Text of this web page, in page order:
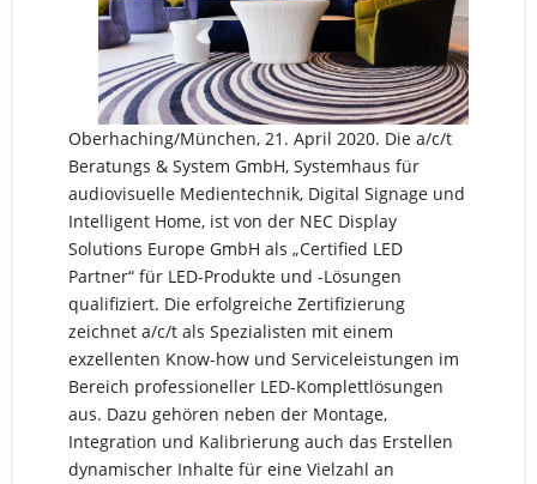
Oberhaching/München, 21. April 2020. Die a/c/t
Beratungs & System GmbH, Systemhaus für
audiovisuelle Medientechnik, Digital Signage und
Intelligent Home, ist von der NEC Display
Solutions Europe GmbH als „Certified LED
Partner“ für LED-Produkte und -Lösungen
qualifiziert. Die erfolgreiche Zertifizierung
zeichnet a/c/t als Spezialisten mit einem
exzellenten Know-how und Serviceleistungen im
Bereich professioneller LED-Komplettlösungen
aus. Dazu gehören neben der Montage,
Integration und Kalibrierung auch das Erstellen
dynamischer Inhalte für eine Vielzahl an